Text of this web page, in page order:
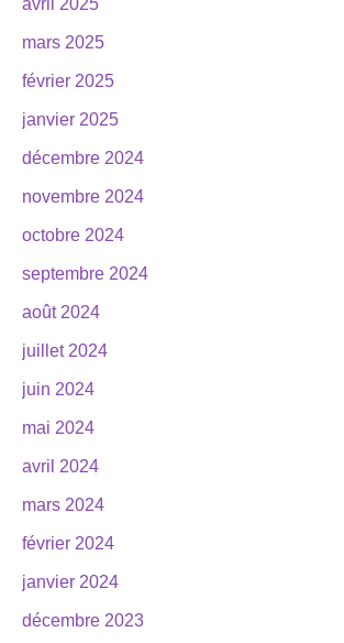
avril 2025
mars 2025
février 2025
janvier 2025
décembre 2024
novembre 2024
octobre 2024
septembre 2024
août 2024
juillet 2024
juin 2024
mai 2024
avril 2024
mars 2024
février 2024
janvier 2024
décembre 2023